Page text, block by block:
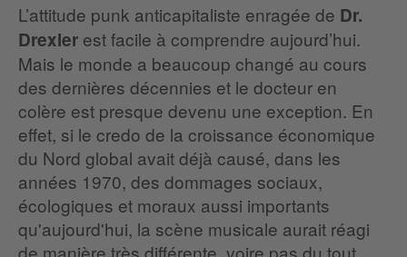
L’attitude punk anticapitaliste enragée de Dr.
Drexler est facile à comprendre aujourd’hui.
Mais le monde a beaucoup changé au cours
des dernières décennies et le docteur en
colère est presque devenu une exception. En
effet, si le credo de la croissance économique
du Nord global avait déjà causé, dans les
années 1970, des dommages sociaux,
écologiques et moraux aussi importants
qu'aujourd'hui, la scène musicale aurait réagi
de manière très différente, voire pas du tout.